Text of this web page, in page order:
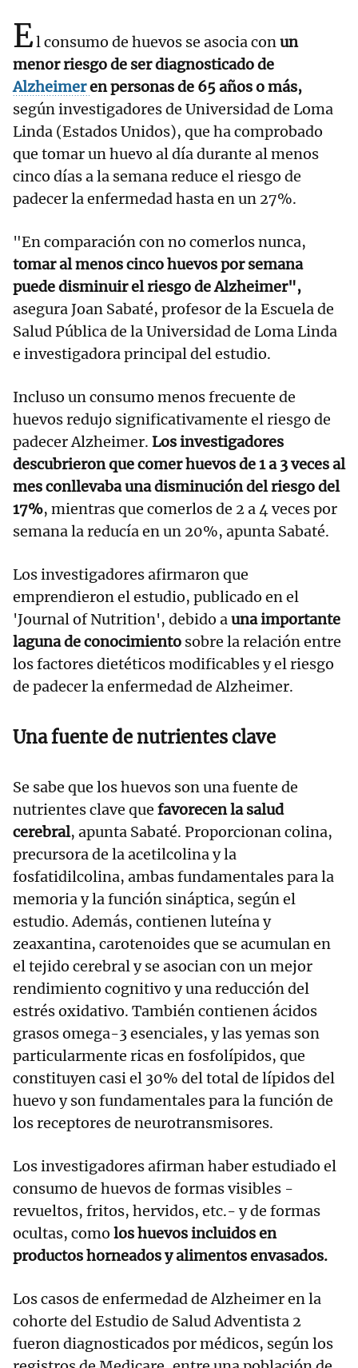
El consumo de huevos se asocia conun
menor riesgo de ser diagnosticado de
Alzheimeren personas de 65 años o más,
según investigadores de Universidad de Loma
Linda (Estados Unidos), que ha comprobado
que tomar un huevo al día durante al menos
cinco días a la semana reduce el riesgo de
padecer la enfermedad hasta en un 27%.
"En comparación con no comerlos nunca,
tomar al menos cinco huevos por semana
puede disminuir el riesgo de Alzheimer",
asegura Joan Sabaté, profesor de la Escuela de
Salud Pública de la Universidad de Loma Linda
e investigadora principal del estudio.
Incluso un consumo menos frecuente de
huevos redujo significativamente el riesgo de
padecer Alzheimer. Los investigadores
descubrieron que comer huevos de 1 a 3 veces al
mes conllevaba una disminución del riesgo del
17%, mientras que comerlos de 2 a 4 veces por
semana la reducía en un 20%, apunta Sabaté.
Los investigadores afirmaron que
emprendieron el estudio, publicado en el
'Journal of Nutrition', debido auna importante
laguna de conocimiento sobre la relación entre
los factores dietéticos modificables y el riesgo
de padecer la enfermedad de Alzheimer.
Una fuente de nutrientes clave
Se sabe que los huevos son una fuente de
nutrientes clave que favorecen la salud
cerebral, apunta Sabaté. Proporcionan colina,
precursora de la acetilcolina y la
fosfatidilcolina, ambas fundamentales para la
memoria y la función sináptica, según el
estudio. Además, contienen luteína y
zeaxantina, carotenoides que se acumulan en
el tejido cerebral y se asocian con un mejor
rendimiento cognitivo y una reducción del
estrés oxidativo. También contienen ácidos
grasos omega-3 esenciales, y las yemas son
particularmente ricas en fosfolípidos, que
constituyen casi el 30% del total de lípidos del
huevo y son fundamentales para la función de
los receptores de neurotransmisores.
Los investigadores afirman haber estudiado el
consumo de huevos de formas visibles -
revueltos, fritos, hervidos, etc.- y de formas
ocultas, como los huevos incluidos en
productos horneados y alimentos envasados.
Los casos de enfermedad de Alzheimer en la
cohorte del Estudio de Salud Adventista 2
fueron diagnosticados por médicos, según los